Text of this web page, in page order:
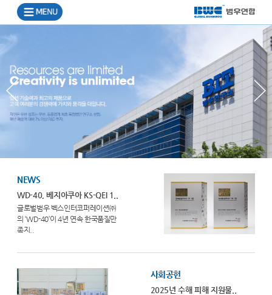
NEWS
WD-40, 베지아쿠아 KS-QEI 1..
글로벌범우 벡스인터코퍼레이션㈜
의 ‘WD-40’이 4년 연속 한국품질만
족지..
사회공헌
2025년 수해 피해 지원물..